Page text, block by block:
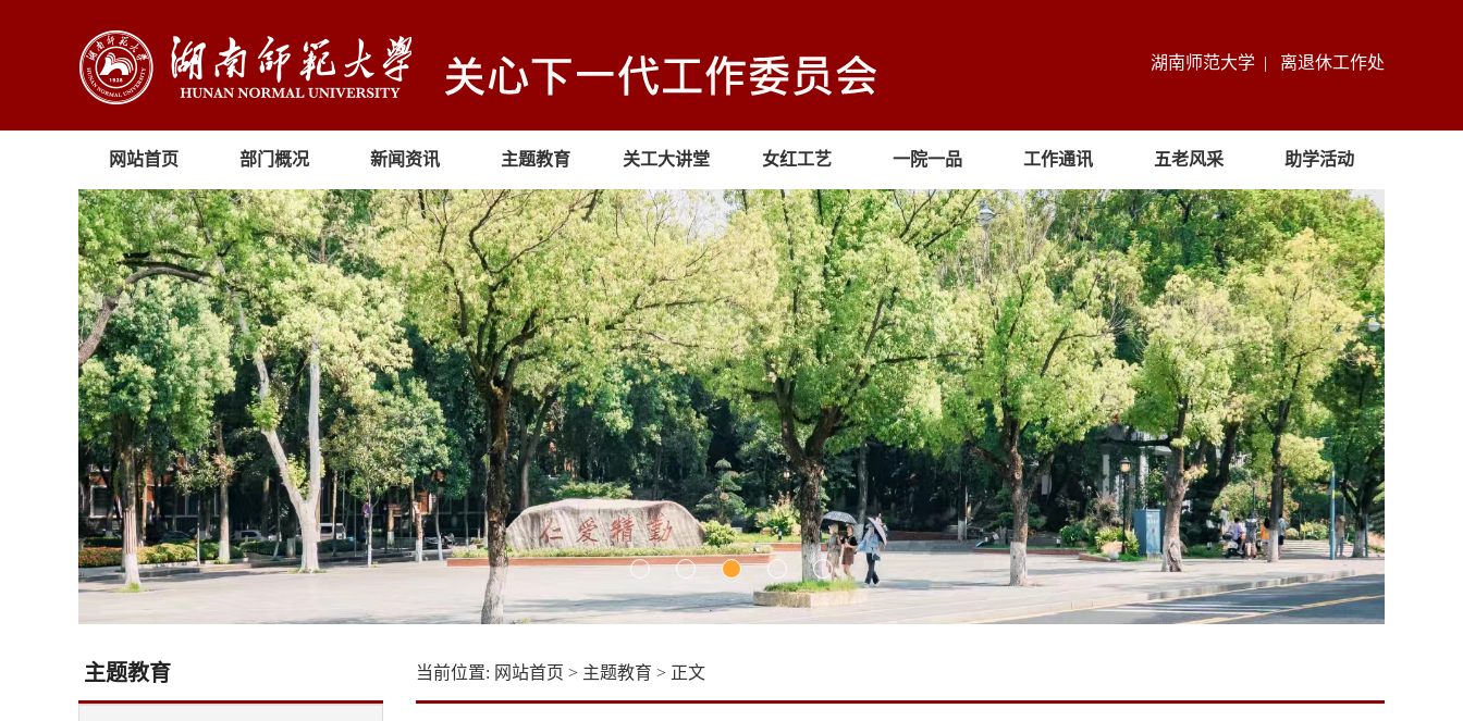
湖南师范大学 | 离退休工作处
网站首页 部门概况 新闻资讯 主题教育 关工大讲堂 女红工艺 一院一品 工作通讯 五老风采 助学活动
主题教育 当前位置: 网站首页 > 主题教育 > 正文